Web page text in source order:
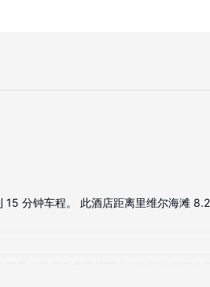
分钟车程。 此酒店距离里维尔海滩